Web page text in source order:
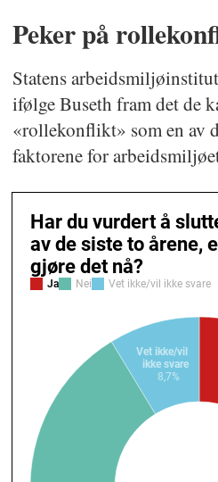
Peker på
Statens
ifølge Buseth fram det de
«rollekonflikt» som en av
faktorene for